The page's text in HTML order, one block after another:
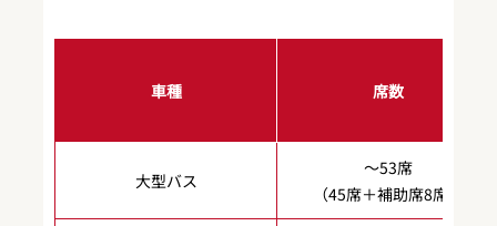
車種 席数
大型バス
～53席
（45席＋補助席8席）